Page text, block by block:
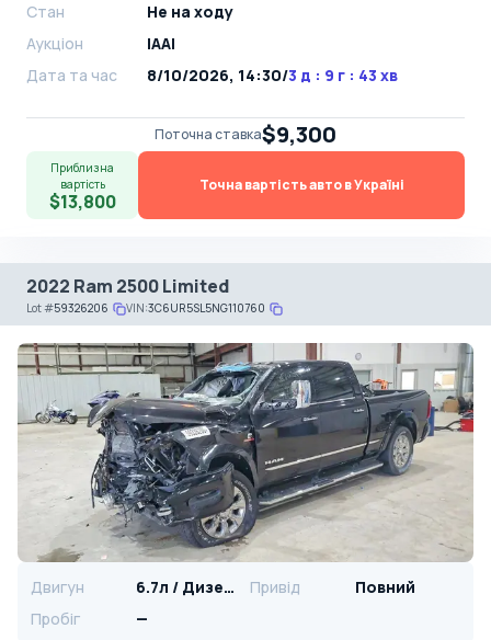
Стан
Не на ходу
Аукціон
IAAI
Дата та час
8/10/2026, 14:30/3 д : 9 г : 43 хв
Поточна ставка$9,300
Приблизна
вартість
$13,800
Точна вартість авто в Україні
2022 Ram 2500 Limited
Lot#59326206 VIN:3C6UR5SL5NG110760
Двигун 6.7л / Дизель Привід
Повний
Пробіг
—